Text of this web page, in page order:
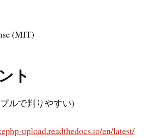
(MIT)
ト
ルで判りやすい)
upload.readthedocs.io/en/latest/